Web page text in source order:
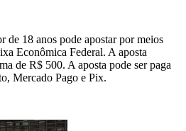
de 18 anos pode apostar por meios
Econômica Federal. A aposta
de R$ 500. A aposta pode ser paga
Mercado Pago e Pix.